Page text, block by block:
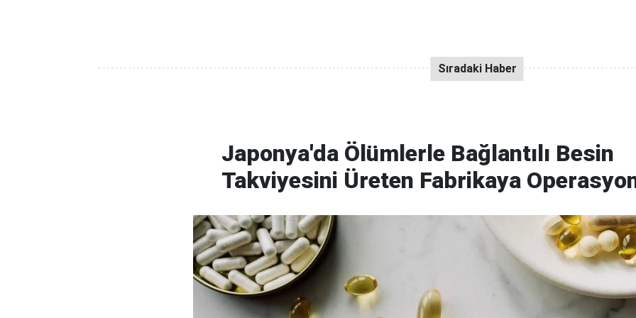
Japonya'da Ölümlerle Bağlantılı Besin
Takviyesini Üreten Fabrikaya